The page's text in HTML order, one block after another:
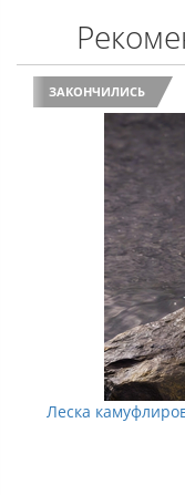
ЗАКОНЧИЛИСЬ
Леска